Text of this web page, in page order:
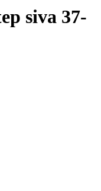
siva 37-